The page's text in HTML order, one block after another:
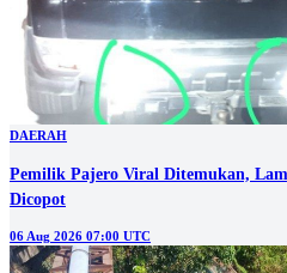
DAERAH
Pemilik Pajero Viral Ditemukan,
Dicopot
06 Aug 2026 07:00 UTC